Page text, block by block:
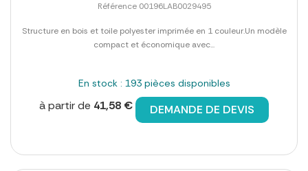
Référence 00196LAB0029495
Structure en bois et toile polyester imprimée en 1 couleur.Un modèle
compact et économique avec...
En stock : 193 pièces disponibles
à partir de 41,58 € DEMANDE DE DEVIS